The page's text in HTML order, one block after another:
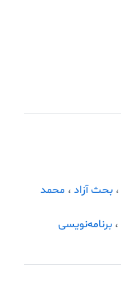
، بحث آزاد ، محمد
، برنامه‌نویسی